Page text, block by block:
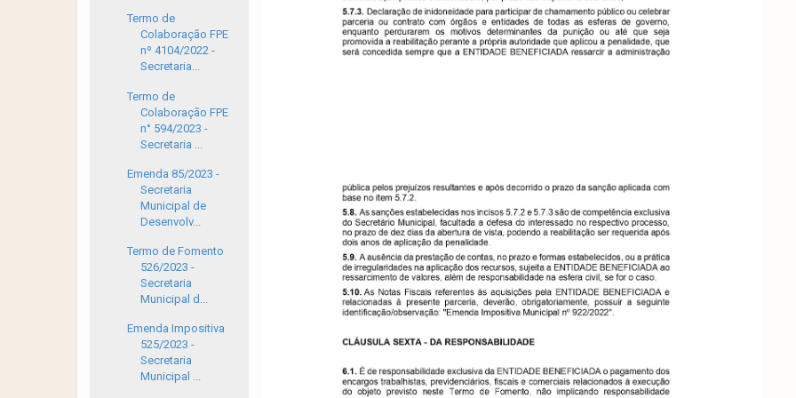
Termo de
Colaboração FPE
nº 4104/2022 -
Secretaria...
Termo de
Colaboração FPE
n° 594/2023 -
Secretaria ...
Emenda 85/2023 -
Secretaria
Municipal de
Desenvolv...
Termo de Fomento
526/2023 -
Secretaria
Municipal d...
Emenda Impositiva
525/2023 -
Secretaria
Municipal ...